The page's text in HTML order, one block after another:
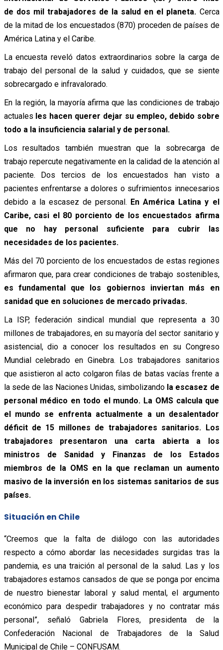
de dos mil trabajadores de la salud en el planeta. Cerca
de la mitad de los encuestados (870) proceden de países de
América Latina y el Caribe.
La encuesta reveló datos extraordinarios sobre la carga de
trabajo del personal de la salud y cuidados, que se siente
sobrecargado e infravalorado.
En la región, la mayoría afirma que las condiciones de trabajo
actuales les hacen querer dejar su empleo, debido sobre
todo a la insuficiencia salarial y de personal.
Los resultados también muestran que la sobrecarga de
trabajo repercute negativamente en la calidad de la atención al
paciente. Dos tercios de los encuestados han visto a
pacientes enfrentarse a dolores o sufrimientos innecesarios
debido a la escasez de personal. En América Latina y el
Caribe, casi el 80 porciento de los encuestados afirma
que no hay personal suficiente para cubrir las
necesidades de los pacientes.
Más del 70 porciento de los encuestados de estas regiones
afirmaron que, para crear condiciones de trabajo sostenibles,
es fundamental que los gobiernos inviertan más en
sanidad que en soluciones de mercado privadas.
La ISP, federación sindical mundial que representa a 30
millones de trabajadores, en su mayoría del sector sanitario y
asistencial, dio a conocer los resultados en su Congreso
Mundial celebrado en Ginebra. Los trabajadores sanitarios
que asistieron al acto colgaron filas de batas vacías frente a
la sede de las Naciones Unidas, simbolizando la escasez de
personal médico en todo el mundo. La OMS calcula que
el mundo se enfrenta actualmente a un desalentador
déficit de 15 millones de trabajadores sanitarios. Los
trabajadores presentaron una carta abierta a los
ministros de Sanidad y Finanzas de los Estados
miembros de la OMS en la que reclaman un aumento
masivo de la inversión en los sistemas sanitarios de sus
países.
Situación en Chile
“Creemos que la falta de diálogo con las autoridades
respecto a cómo abordar las necesidades surgidas tras la
pandemia, es una traición al personal de la salud. Las y los
trabajadores estamos cansados de que se ponga por encima
de nuestro bienestar laboral y salud mental, el argumento
económico para despedir trabajadores y no contratar más
personal”, señaló Gabriela Flores, presidenta de la
Confederación Nacional de Trabajadores de la Salud
Municipal de Chile – CONFUSAM.